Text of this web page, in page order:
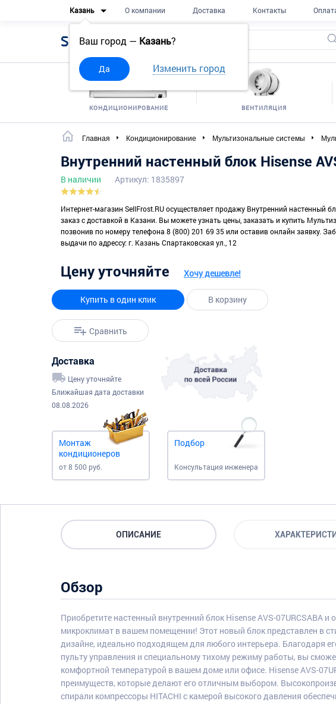
Казань
Ваш город — Казань?
Да Изменить город
О компании Доставка Контакты
SellFrost
КОНДИЦИОНИРОВАНИЕ ВЕНТИЛЯЦИЯ
Главная Кондиционирование Мультизональные системы
Внутренний настенный блок Hisense
В наличии Артикул: 1835897
Интернет-магазин SellFrost.RU осуществляет продажу Внутренний настенный
заказ с доставкой в Казани. Вы можете узнать цены, заказать и купить
позвонив по номеру телефона 8 (800) 201 69 35 или оставив онлайн заявку.
выдачи по адрессу: г. Казань Спартаковская ул., 12
Цену уточняйте Хочу дешевле!
Купить в один клик В корзину
Сравнить
Доставка
Цену уточняйте
Ближайшая дата доставки
08.08.2026
Монтаж
кондиционеров
от 8 500 руб.
Подбор
Консультация инженера
ОПИСАНИЕ
Обзор
Приобретите настенный внутренний блок Hisense AVS-07URCSABA и
микроклимат в вашем помещении! Этот новый блок представлен в
дизайне, идеально подходящем для любого интерьера. Благодаря
пульту управления и специальному тихому режиму работы, вы
комфортной температурой в вашем доме или офисе. Hisense AVS-
преимуществ, которые делают его отличным выбором.
спирали компрессоры HITACHI с камерой высокого давления